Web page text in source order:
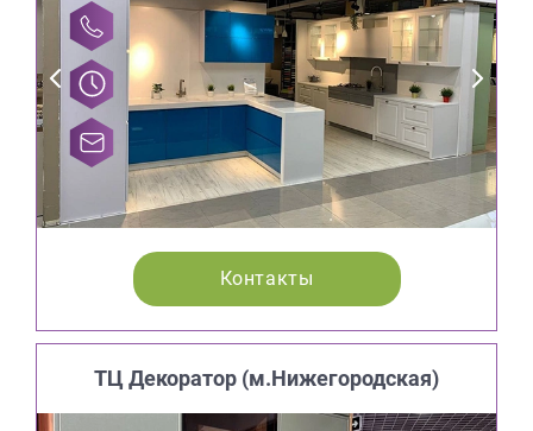
Контакты
ТЦ Декоратор (м.Нижегородская)